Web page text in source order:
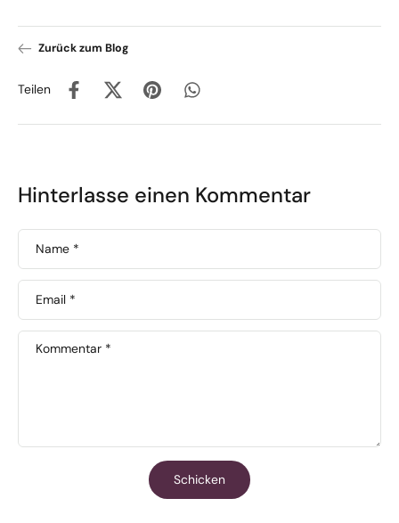
Zurück zum Blog
Teilen
Hinterlasse einen Kommentar
Name *
Email *
Kommentar *
Schicken